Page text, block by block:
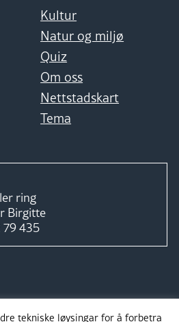
Kultur
Natur og miljø
Quiz
Om oss
Nettstadskart
Tema
ring
Birgitte
435
tekniske løysingar for å forbetra